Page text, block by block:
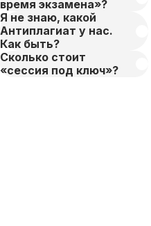
время экзамена»?
Я не знаю, какой
Антиплагиат у нас.
Как быть?
Сколько стоит
«сессия под ключ»?